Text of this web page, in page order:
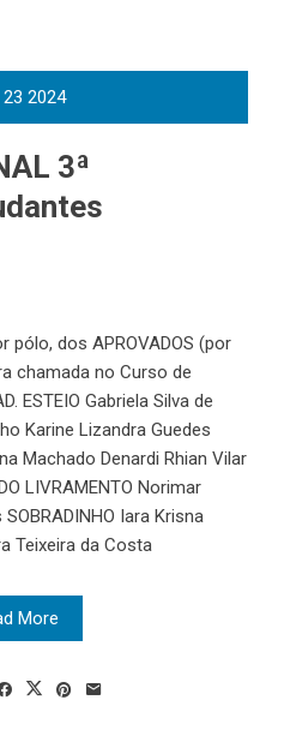
23 2024
3ª
pólo, dos APROVADOS (por
chamada no Curso de
ESTEIO Gabriela Silva de
Karine Lizandra Guedes
Machado Denardi Rhian Vilar
LIVRAMENTO Norimar
Iara Krisna
Teixeira da Costa
More